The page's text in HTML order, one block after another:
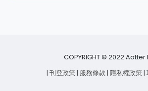
COPYRIGHT © 2022 Aotter
| 刊登政策| 服務條款| 隱私權政策|